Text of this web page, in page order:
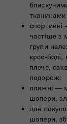
тканинами
спортивні
частіше з
групи
крос-боді,
плече,
подорож;
пляжні —
шопери,
для
шопери,